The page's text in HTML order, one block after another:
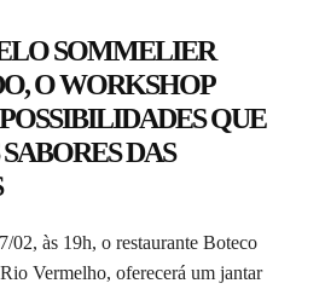
SOMMELIER
O WORKSHOP
QUE
DAS
02, às 19h, o restaurante Boteco
Vermelho, oferecerá um jantar